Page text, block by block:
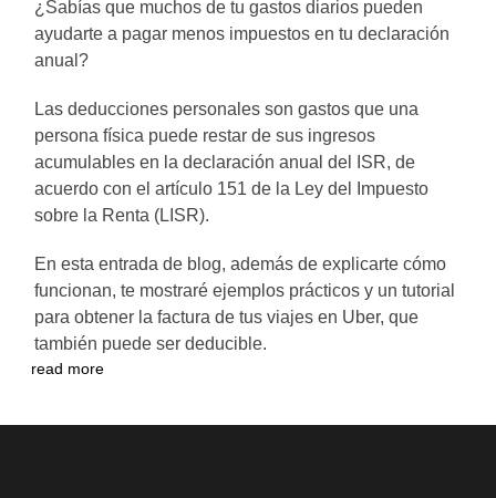
¿Sabías que muchos de tu gastos diarios pueden
ayudarte a pagar menos impuestos en tu declaración
anual?
Las deducciones personales son gastos que una
persona física puede restar de sus ingresos
acumulables en la declaración anual del ISR, de
acuerdo con el artículo 151 de la Ley del Impuesto
sobre la Renta (LISR).
En esta entrada de blog, además de explicarte cómo
funcionan, te mostraré ejemplos prácticos y un tutorial
para obtener la factura de tus viajes en Uber, que
también puede ser deducible.
read more